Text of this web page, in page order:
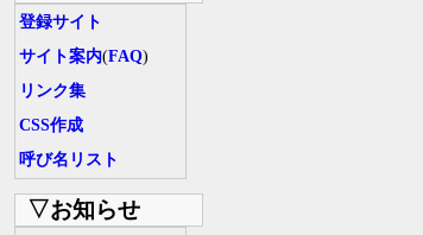
登録サイト
サイト案内(FAQ)
リンク集
CSS作成
呼び名リスト
▽お知らせ